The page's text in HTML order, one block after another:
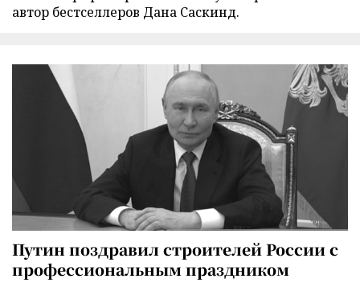
автор бестселлеров Дана Саскинд.
Путин поздравил строителей России с
профессиональным праздником